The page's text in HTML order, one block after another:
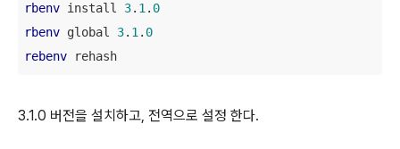
rbenv install 3. 1 . 0
rbenv global 3. 1 . 0
rebenv rehash
3.1.0 버전을 설치하고, 전역으로 설정 한다.